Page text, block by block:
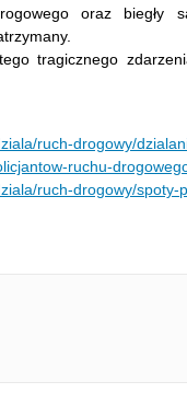
oraz
tragicznego
ruch-drogowy/
ruchu-
ruch-drogowy/